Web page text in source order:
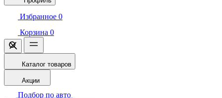
Избранное 0
Корзина 0
Каталог товаров
Акции
Подбор по авто